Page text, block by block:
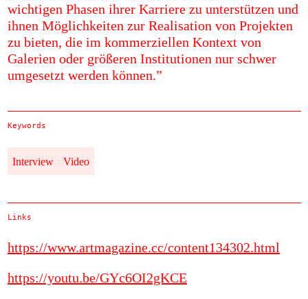
wichtigen Phasen ihrer Karriere zu unterstützen und
ihnen Möglichkeiten zur Realisation von Projekten
zu bieten, die im kommerziellen Kontext von
Galerien oder größeren Institutionen nur schwer
umgesetzt werden können.”
Keywords
Interview Video
Links
https://www.artmagazine.cc/content134302.html
https://youtu.be/GYc6OI2gKCE